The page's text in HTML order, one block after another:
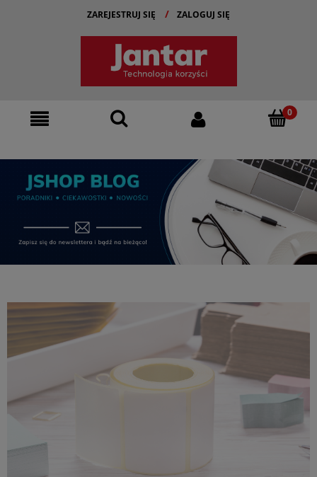
ZAREJESTRUJ SIĘ ZALOGUJ SIĘ